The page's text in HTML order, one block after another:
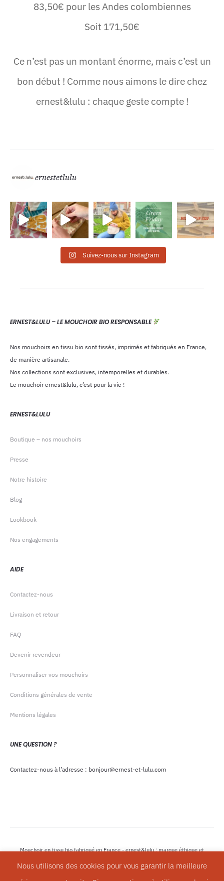
83,50€ pour les Andes colombiennes
Soit 171,50€
Ce n’est pas un montant énorme, mais c’est un
bon début ! Comme nous aimons le dire chez
ernest&lulu : chaque geste compte !
ernestetlulu
Suivez-nous sur Instagram
ERNEST&LULU – LE MOUCHOIR BIO RESPONSABLE
Nos mouchoirs en tissu bio sont tissés, imprimés et fabriqués en France,
de manière artisanale.
Nos collections sont exclusives, intemporelles et durables.
Le mouchoir ernest&lulu, c’est pour la vie !
ERNEST&LULU
Boutique – nos mouchoirs
Presse
Notre histoire
Blog
Lookbook
Nos engagements
AIDE
Contactez-nous
Livraison et retour
FAQ
Devenir revendeur
Personnaliser vos mouchoirs
Conditions générales de vente
Mentions légales
UNE QUESTION ?
Contactez-nous à l’adresse : bonjour@ernest-et-lulu.com
Mouchoir en tissu bio fabriqué en France - ernest&lulu : marque éthique et
écologique - Copyright © 2023
Nous utilisons des cookies pour vous garantir la meilleure